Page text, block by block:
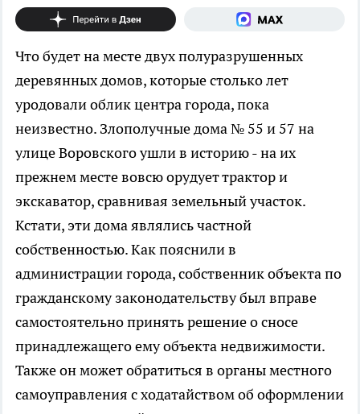
Что будет на месте двух полуразрушенных
деревянных домов, которые столько лет
уродовали облик центра города, пока
неизвестно. Злополучные дома № 55 и 57 на
улице Воровского ушли в историю - на их
прежнем месте вовсю орудует трактор и
экскаватор, сравнивая земельный участок.
Кстати, эти дома являлись частной
собственностью. Как пояснили в
администрации города, собственник объекта по
гражданскому законодательству был вправе
самостоятельно принять решение о сносе
принадлежащего ему объекта недвижимости.
Также он может обратиться в органы местного
самоуправления с ходатайством об оформлении